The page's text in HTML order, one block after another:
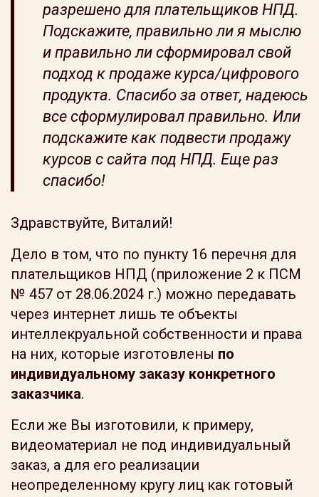
разрешено для плательщиков НПД.
Подскажите, правильно ли я мыслю
и правильно ли сформировал свой
подход к продаже курса/цифрового
продукта. Спасибо за ответ, надеюсь
все сформулировал правильно. Или
подскажите как подвести продажу
курсов с сайта под НПД. Еще раз
спасибо!
Здравствуйте, Виталий!
Дело в том, что по пункту 16 перечня для
плательщиков НПД (приложение 2 к ПСМ
№ 457 от 28.06.2024 г.) можно передавать
через интернет лишь те объекты
интеллекруальной собственности и права
на них, которые изготовлены по
индивидуальному заказу конкретного
заказчика.
Если же Вы изготовили, к примеру,
видеоматериал не под индивидуальный
заказ, а для его реализации
неопределенному кругу лиц как готовый